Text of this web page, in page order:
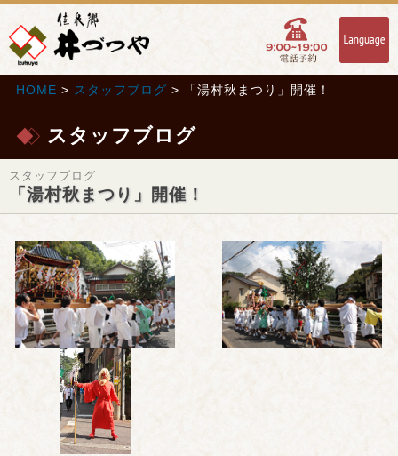
HOME > スタッフブログ > 「湯村秋まつり」開催！
スタッフブログ
スタッフブログ
「湯村秋まつり」開催！